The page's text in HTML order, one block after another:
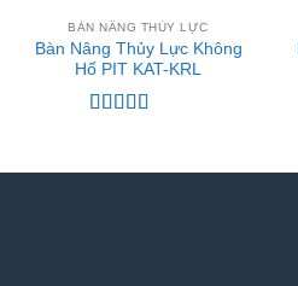
BÀN NÂNG THỦY LỰC
Bàn Nâng Thủy Lực Không
Hố PIT KAT-KRL